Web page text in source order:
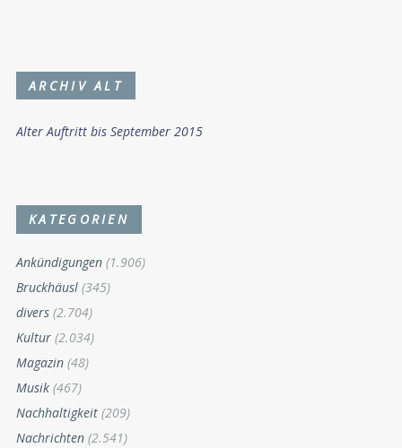
ARCHIV ALT
Alter Auftritt bis September 2015
KATEGORIEN
Ankündigungen (1.906)
Bruckhäusl (345)
divers (2.704)
Kultur (2.034)
Magazin (48)
Musik (467)
Nachhaltigkeit (209)
Nachrichten (2.541)